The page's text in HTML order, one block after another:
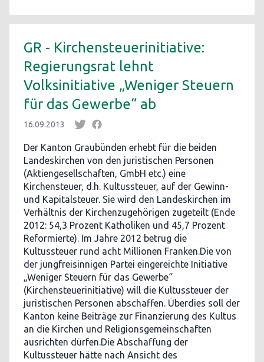
GR - Kirchensteuerinitiative:
Regierungsrat lehnt
Volksinitiative „Weniger Steuern
für das Gewerbe“ ab
16.09.2013
Der Kanton Graubünden erhebt für die beiden
Landeskirchen von den juristischen Personen
(Aktiengesellschaften, GmbH etc.) eine
Kirchensteuer, d.h. Kultussteuer, auf der Gewinn-
und Kapitalsteuer. Sie wird den Landeskirchen im
Verhältnis der Kirchenzugehörigen zugeteilt (Ende
2012: 54,3 Prozent Katholiken und 45,7 Prozent
Reformierte). Im Jahre 2012 betrug die
Kultussteuer rund acht Millionen Franken.Die von
der jungfreisinnigen Partei eingereichte Initiative
„Weniger Steuern für das Gewerbe“
(Kirchensteuerinitiative) will die Kultussteuer der
juristischen Personen abschaffen. Überdies soll der
Kanton keine Beiträge zur Finanzierung des Kultus
an die Kirchen und Religionsgemeinschaften
ausrichten dürfen.Die Abschaffung der
Kultussteuer hätte nach Ansicht des